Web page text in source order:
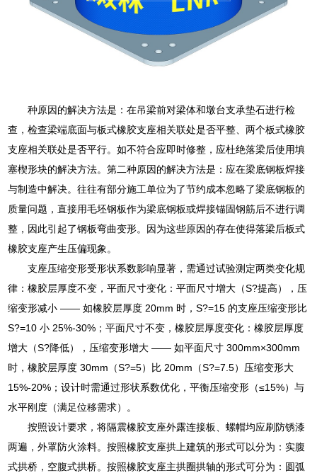
种原因的解决方法是：在吊梁前对梁体和墩台支承垫石进行检
查，检查梁端底面与板式橡胶支座相关联处是否平整、两个板式橡胶
支座相关联处是否平行。如不符合应即时修整，应杜绝落梁后使用填
塞楔形块的解决方法。第二种原因的解决方法是：应在梁底钢板焊接
与制造中解决。往往有部分施工单位为了节约成本忽略了梁底钢板的
质量问题，直接用毛坯钢板作为梁底钢板或焊接锚固钢筋后不进行调
整，因此引起了钢板弯曲变形。因为这些原因的存在使得落梁后板式
橡胶支座产生压偏现象。
支座压缩变形受形状系数影响显著，需通过试验测定两类变化规
律：橡胶层厚度不变，平面尺寸变化：平面尺寸增大（S?提高），压
缩变形减小 —— 如橡胶层厚度 20mm 时，S?=15 的支座压缩变形比
S?=10 小 25%-30%；平面尺寸不变，橡胶层厚度变化：橡胶层厚度
增大（S?降低），压缩变形增大 —— 如平面尺寸 300mm×300mm
时，橡胶层厚度 30mm（S?=5）比 20mm（S?=7.5）压缩变形大
15%-20%；设计时需通过形状系数优化，平衡压缩变形（≤15%）与
水平刚度（满足位移需求）。
按照设计要求，将隔震橡胶支座外露连接板、螺帽均应刷防锈漆
两遍，外罩防火涂料。按照橡胶支座拱上建筑的形式可以分为：实腹
式拱桥，空腹式拱桥。按照橡胶支座主拱圈拱轴的形式可分为：圆弧